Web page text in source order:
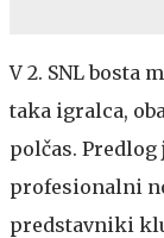
V 2. SNL bosta
taka igralca,
polčas.
profesionalni
predstavniki